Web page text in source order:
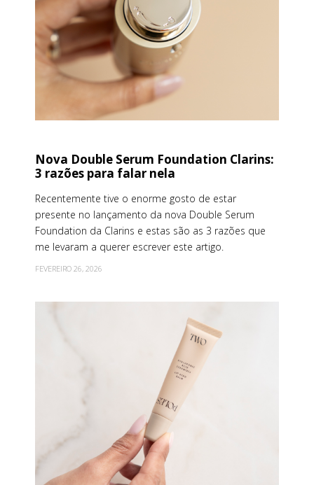
Nova Double Serum Foundation Clarins:
3 razões para falar nela
Recentemente tive o enorme gosto de estar
presente no lançamento da nova Double Serum
Foundation da Clarins e estas são as 3 razões que
me levaram a querer escrever este artigo.
FEVEREIRO 26, 2026